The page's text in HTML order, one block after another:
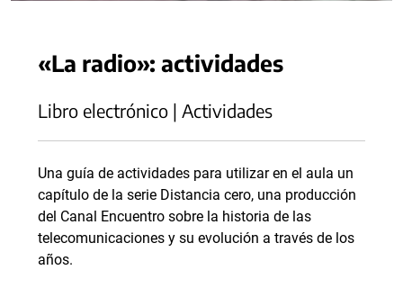
«La radio»: actividades
Libro electrónico | Actividades
Una guía de actividades para utilizar en el aula un
capítulo de la serie Distancia cero, una producción
del Canal Encuentro sobre la historia de las
telecomunicaciones y su evolución a través de los
años.